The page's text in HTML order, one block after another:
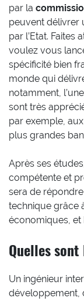
par la
peuvent délivrer
par l’Etat. Faites
voulez vous
spécificité bien
monde qui
notamment,
sont très
par exemple,
plus grandes
Après ses
compétente et
sera de
technique grâce
économiques, et
Quelles sont
Un ingénieur
développement,